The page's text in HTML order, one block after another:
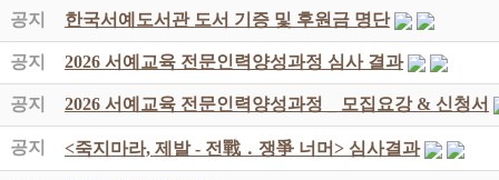
공지 한국서예도서관 도서 기증 및 후원금 명단
공지 2026 서예교육 전문인력양성과정 심사 결과
공지 2026 서예교육 전문인력양성과정 _ 모집요강 & 신청서
공지 <죽지마라, 제발 - 전戰 ․ 쟁爭 너머> 심사결과